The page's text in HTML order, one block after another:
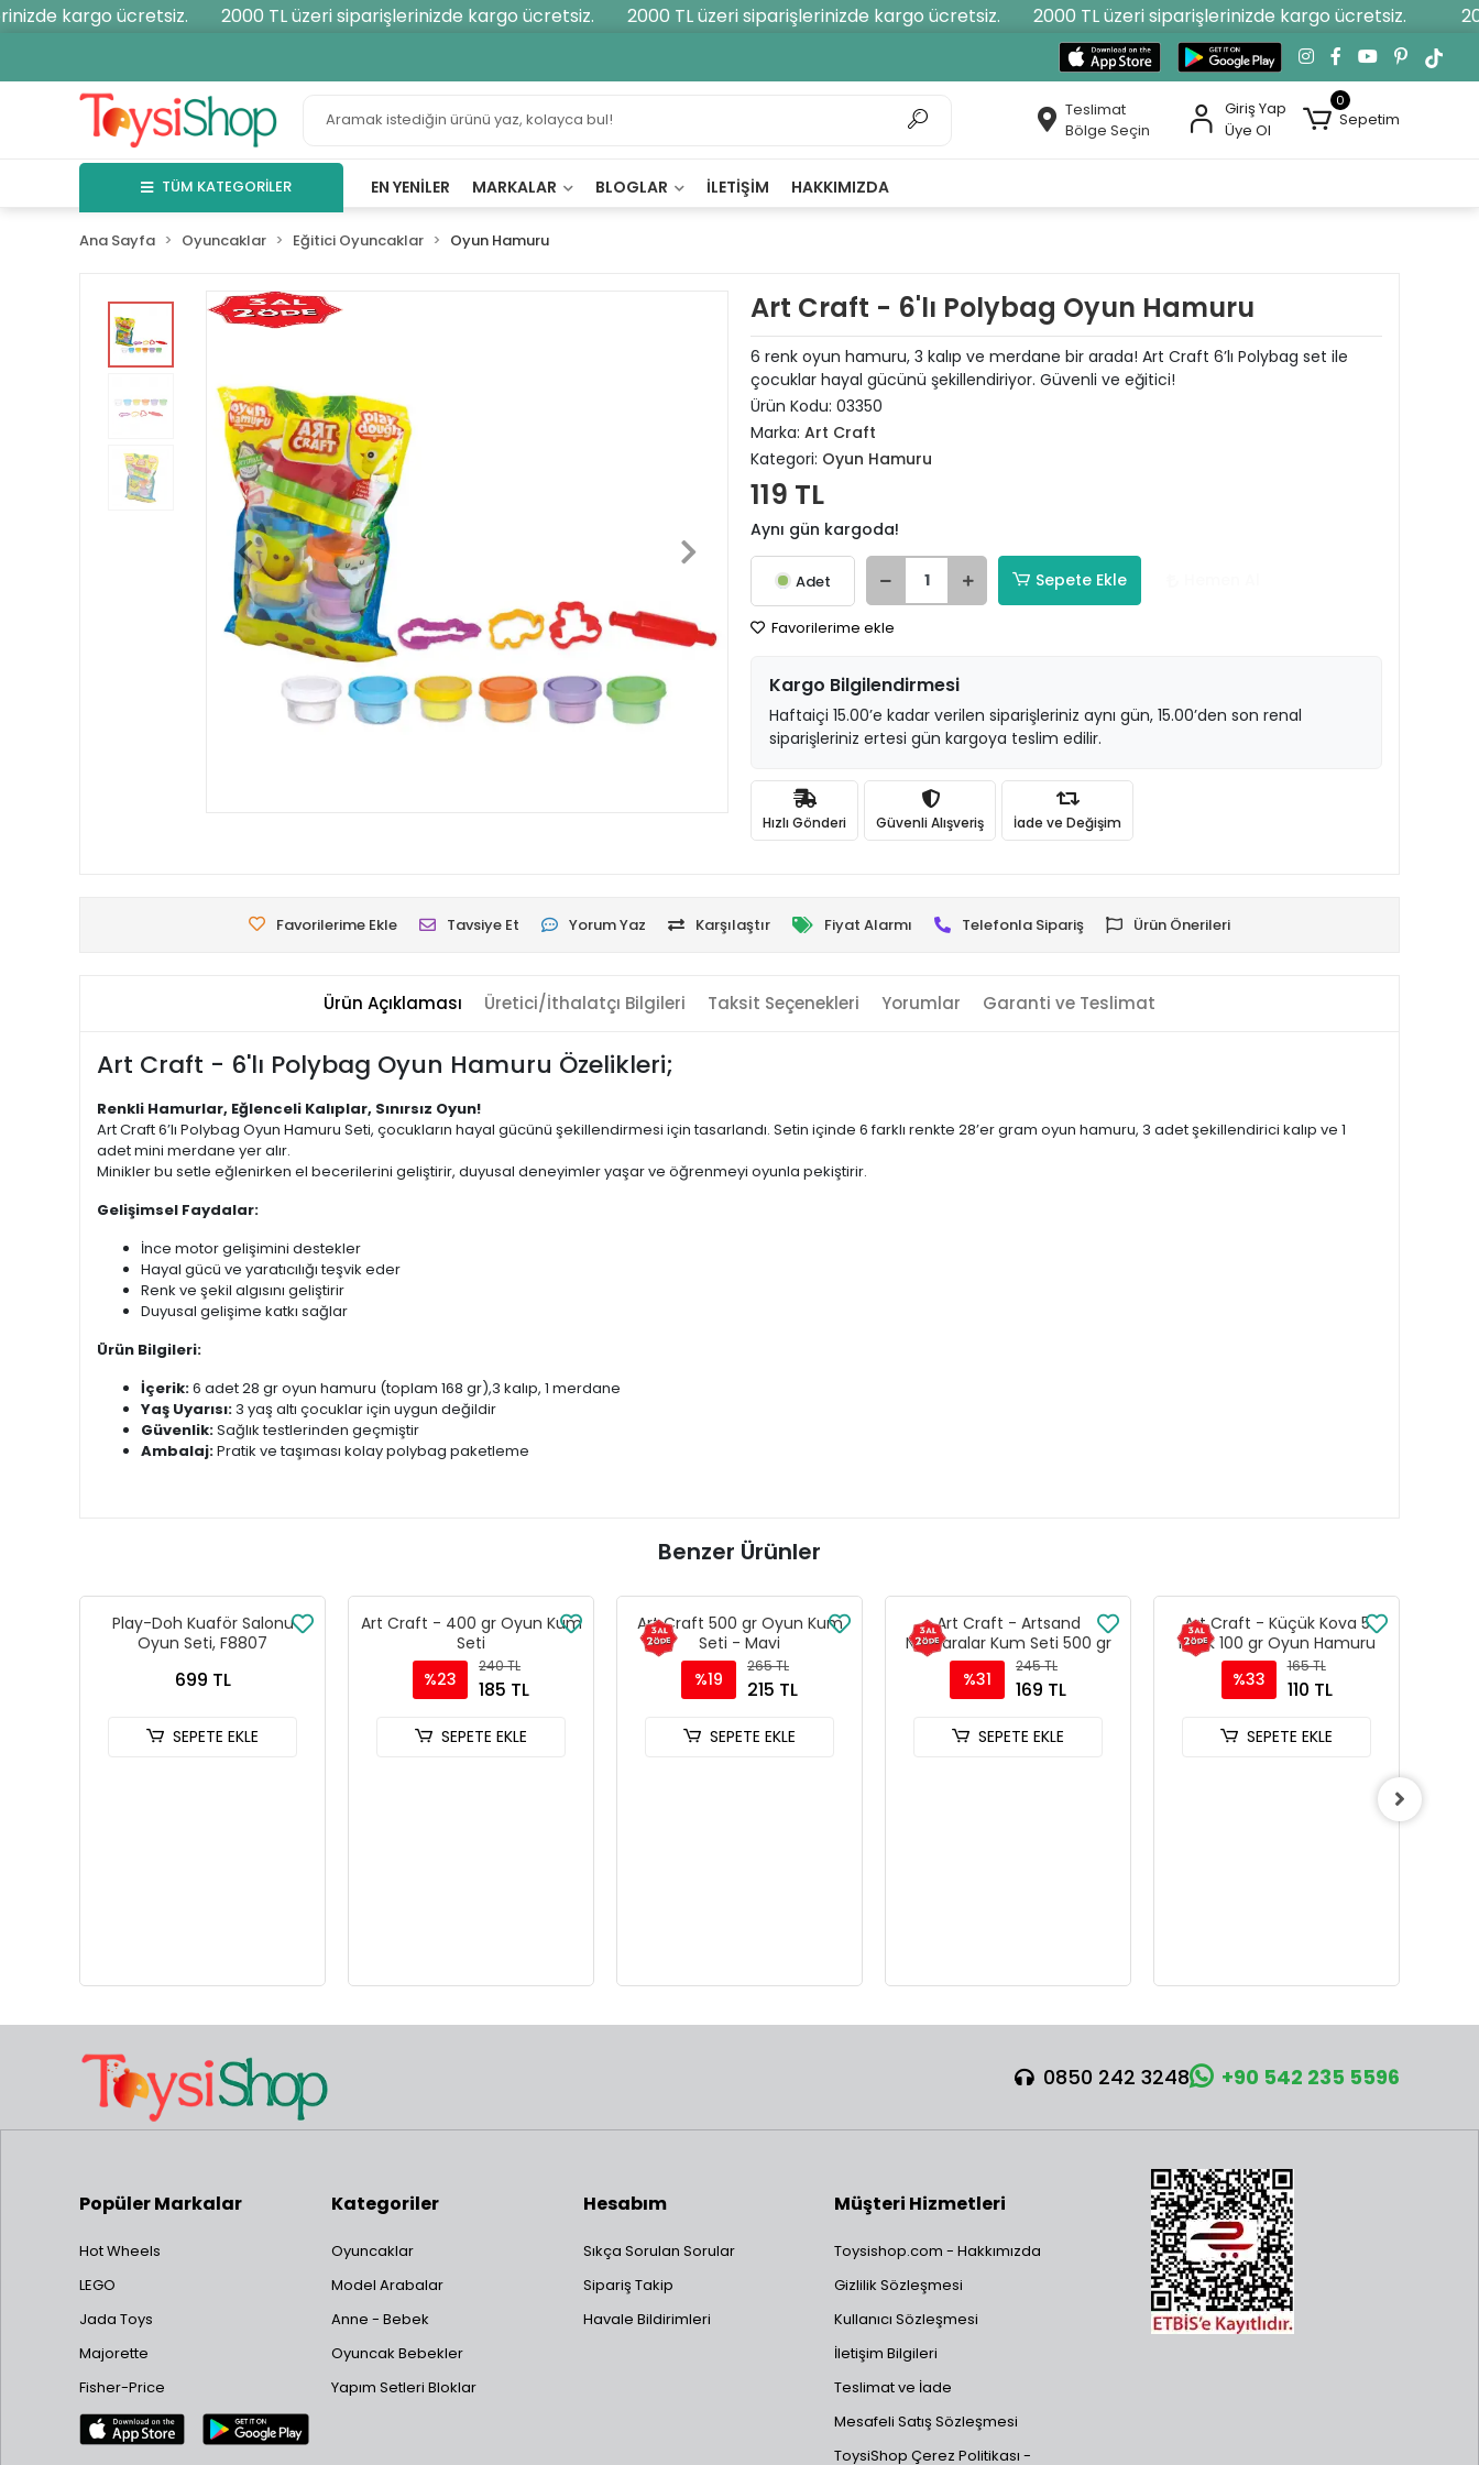
kargo ücretsiz. 2000 TL üzeri siparişlerinizde kargo ücretsiz. 2000 TL üzeri siparişlerinizde kargo ücretsiz. 2000 TL üzeri siparişlerinizde kargo ücretsiz.
Teslimat
Bölge Seçin
Giriş Yap
Üye Ol
0
Sepetim
TÜM KATEGORİLER EN YENILER MARKALAR BLOGLAR İLETIŞIM HAKKIMIZDA
Ana Sayfa Oyuncaklar Eğitici Oyuncaklar Oyun Hamuru
Art Craft - 6'lı Polybag Oyun Hamuru
6 renk oyun hamuru, 3 kalıp ve merdane bir arada! Art Craft 6’lı Polybag set ile
çocuklar hayal gücünü şekillendiriyor. Güvenli ve eğitici!
Ürün Kodu: 03350
Marka: Art Craft
Kategori: Oyun Hamuru
119 TL
Aynı gün kargoda!
Adet Sepete Ekle
Favorilerime ekle
Kargo Bilgilendirmesi
Haftaiçi 15.00’e kadar verilen siparişleriniz aynı gün, 15.00’den son renal
siparişleriniz ertesi gün kargoya teslim edilir.
Hızlı Gönderi Güvenli Alışveriş İade ve Değişim
Favorilerime Ekle Tavsiye Et Yorum Yaz Karşılaştır Fiyat Alarmı Telefonla Sipariş Ürün Önerileri
Ürün Açıklaması Üretici/İthalatçı Bilgileri Taksit Seçenekleri Yorumlar Garanti ve Teslimat
Art Craft - 6'lı Polybag Oyun Hamuru Özelikleri;
Renkli Hamurlar, Eğlenceli Kalıplar, Sınırsız Oyun!
Art Craft 6’lı Polybag Oyun Hamuru Seti, çocukların hayal gücünü şekillendirmesi için tasarlandı. Setin içinde 6 farklı renkte 28’er gram oyun hamuru, 3 adet şekillendirici kalıp ve 1
adet mini merdane yer alır.
Minikler bu setle eğlenirken el becerilerini geliştirir, duyusal deneyimler yaşar ve öğrenmeyi oyunla pekiştirir.
Gelişimsel Faydalar:
İnce motor gelişimini destekler
Hayal gücü ve yaratıcılığı teşvik eder
Renk ve şekil algısını geliştirir
Duyusal gelişime katkı sağlar
Ürün Bilgileri:
İçerik:6 adet 28 gr oyun hamuru (toplam 168 gr),3 kalıp, 1 merdane
Yaş Uyarısı:3 yaş altı çocuklar için uygun değildir
Güvenlik:Sağlık testlerinden geçmiştir
Ambalaj:Pratik ve taşıması kolay polybag paketleme
Benzer Ürünler
Play-Doh Kuaför Salonu
Oyun Seti, F8807
699 TL
SEPETE EKLE
Art Craft - 400 gr Oyun Kum
Seti
%23
240 TL
185 TL
SEPETE EKLE
Art Craft 500 gr Oyun Kum
Seti - Mavi
%19
265 TL
215 TL
SEPETE EKLE
Art Craft - Artsand
Numaralar Kum Seti 500 gr
%31
245 TL
169 TL
SEPETE EKLE
Art Craft - Küçük Kova 5
Renk 100 gr Oyun Hamuru
%33
165 TL
110 TL
SEPETE EKLE
0850 242 3248 +90 542 235 5596
Popüler Markalar
Hot Wheels
LEGO
Jada Toys
Majorette
Fisher-Price
Kategoriler
Oyuncaklar
Model Arabalar
Anne - Bebek
Oyuncak Bebekler
Yapım Setleri Bloklar
Hesabım
Sıkça Sorulan Sorular
Sipariş Takip
Havale Bildirimleri
Müşteri Hizmetleri
Toysishop.com - Hakkımızda
Gizlilik Sözleşmesi
Kullanıcı Sözleşmesi
İletişim Bilgileri
Teslimat ve İade
Mesafeli Satış Sözleşmesi
ToysiShop Çerez Politikası -